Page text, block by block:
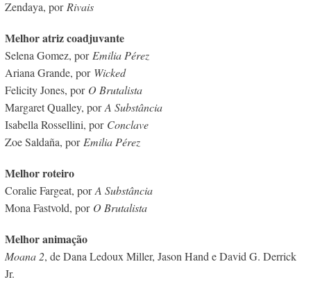
Zendaya, porRivais
Melhor atriz coadjuvante
Selena Gomez, porEmilia Pérez
Ariana Grande, por Wicked
Felicity Jones, por O Brutalista
Margaret Qualley, porA Substância
Isabella Rossellini, por Conclave
Zoe Saldaña, porEmilia Pérez
Melhor roteiro
Coralie Fargeat, porA Substância
Mona Fastvold, porO Brutalista
Melhor animação
Moana 2, de Dana Ledoux Miller, Jason Hand e David G. Derrick
Jr.